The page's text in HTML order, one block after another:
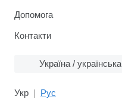
Допомога
Контакти
Україна / українська
Укр Рус